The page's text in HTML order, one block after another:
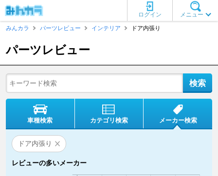
メニュー
ログイン
みんカラ
パーツレビュー インテリア ドア内張り
パーツレビュー
車種検索 カテゴリ検索 メーカー検索
ドア内張り
レビューの多いメーカー